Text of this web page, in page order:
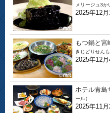
メリージュ3か
2025年12
もつ鍋と
きじどりせん
2025年12月
ホテル青島
ール）
2025年11